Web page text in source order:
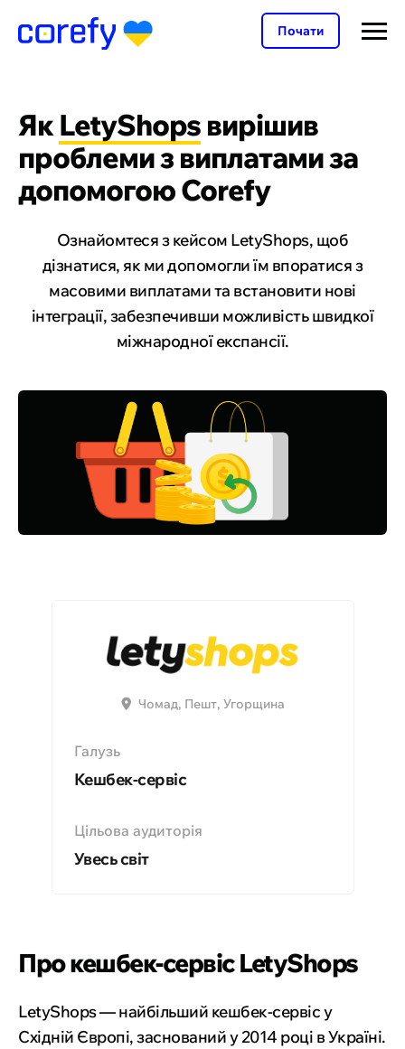
Почати
ЯкLetyShops вирішив
проблеми з виплатами за
допомогою Corefy
Ознайомтеся з кейсом LetyShops, щоб
дізнатися, як ми допомогли їм впоратися з
масовими виплатами та встановити нові
інтеграції, забезпечивши можливість швидкої
міжнародної експансії.
Чомад, Пешт, Угорщина
Галузь
Кешбек-сервіс
Цільова аудиторія
Увесь світ
Про кешбек-сервіс LetyShops
LetyShops — найбільший кешбек-сервіс у
Східній Європі, заснований у 2014 році в Україні.